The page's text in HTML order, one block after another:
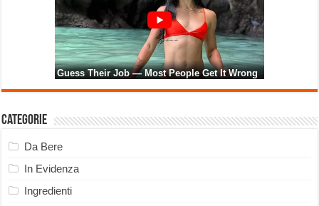
Categorie
Da Bere
In Evidenza
Ingredienti